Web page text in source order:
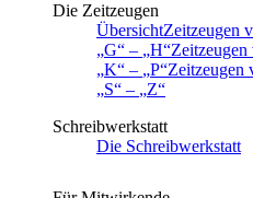
Die Zeitzeugen
ÜbersichtZeitzeugen
G
– H Zeitzeugen
K
– P Zeitzeugen
S
–
Z
Schreibwerkstatt
Die Schreibwerkstatt